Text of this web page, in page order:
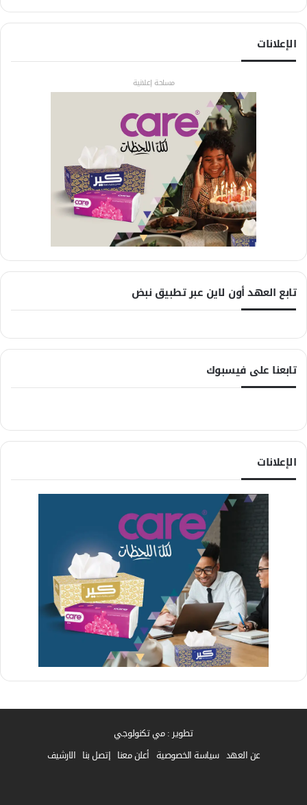
الإعلانات
مساحة إعلانية
تابع العهد أون لاين عبر تطبيق نبض
تابعنا على فيسبوك
الإعلانات
تطوير : مي تكنولوجي
عن العهد سياسة الخصوصية أعلن معنا إتصل بنا الارشيف